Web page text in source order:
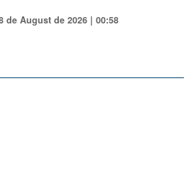
de August de 2026 | 00:58